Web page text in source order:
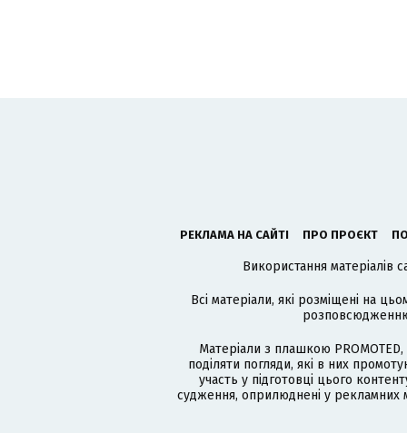
РЕКЛАМА НА САЙТІ ПРО ПРОЄКТ
Використання матеріалів
Всі матеріали, які розміщені на
розповсюдженню
Матеріали з плашкою
поділяти погляди, які в них
участь у підготовці цього
судження, оприлюднені у рекламних